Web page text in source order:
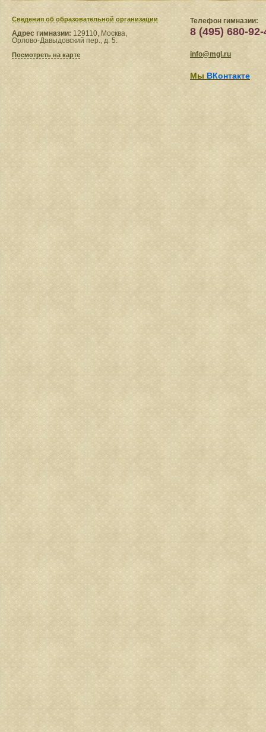
Сведения​ об образовательной организации
Адрес гимназии: 129110, Москва,
Орлово-Давыдовский пер., д. 5.
Посмотреть на карте
Телефон гимназии:
8 (495) 680-92-
info@mgl.ru
Мы ВКонтакте